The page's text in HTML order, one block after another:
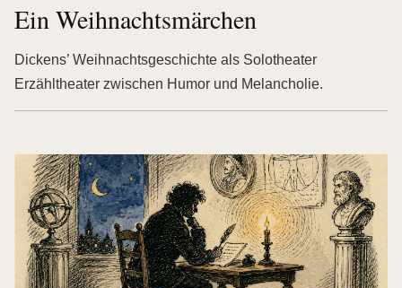
Ein Weihnachtsmärchen
Dickens’ Weihnachtsgeschichte als Solotheater
Erzähltheater zwischen Humor und Melancholie.